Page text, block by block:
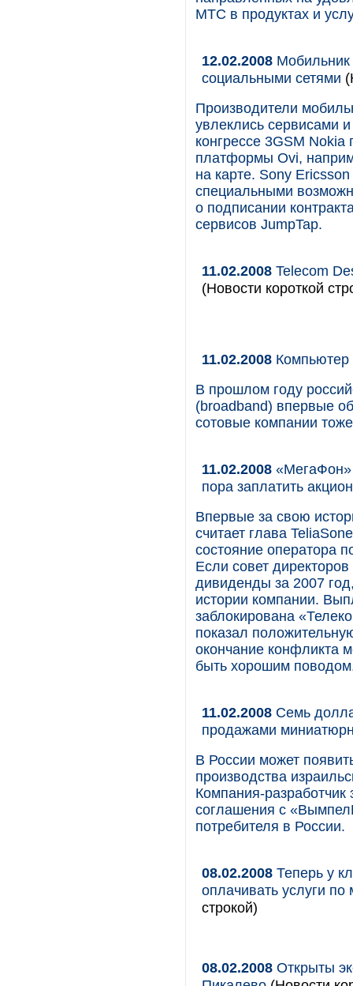
МТС в продуктах и
12.02.2008 Мобильник
социальными сетями
Производители
увлеклись сервисами
конгрессе 3GSM
платформы Ovi,
на карте. Sony
специальными
о подписании
сервисов JumpTap.
11.02.2008 Telecom
(Новости короткой
11.02.2008 Компьютер
В прошлом году
(broadband) впервые
сотовые компании
11.02.2008 «МегаФон»
пора заплатить
Впервые за свою
считает глава
состояние оператора
Если совет
дивиденды за 2007
истории компании.
заблокирована
показал
окончание конфликта
быть хорошим
11.02.2008 Семь
продажами
В России может
производства
Компания-разработчик
соглашения с
потребителя в России.
08.02.2008 Теперь у
оплачивать услуги
строкой)
08.02.2008 Открыты